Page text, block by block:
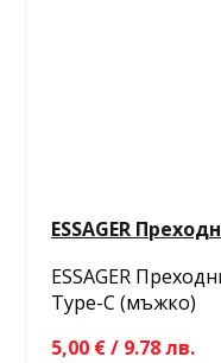
ESSAGER
ESSAGER
Type-C (мъжко)
5,00 € / 9.78 лв.